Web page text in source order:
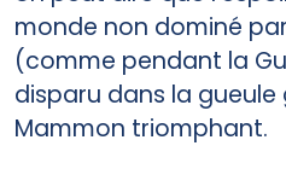
monde non dominé
(comme pendant la
disparu dans la
Mammon triomphant.